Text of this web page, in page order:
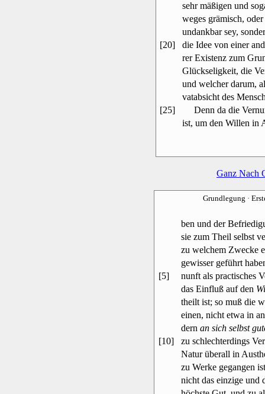
sehr mäßigen und
weges grämisch,
undankbar sey,
[20]
die Idee von einer
rer Existenz zum
Glückseligkeit, die
und welcher darum,
vatabsicht des
[25]
Denn da die
ist, um den Willen in
Ganz Nach
Grundlegung ·
ben und der
sie zum Theil selbst
zu welchem Zwecke
gewisser geführt
[5]
nunft als practisches
das Einfluß auf den
theilt ist; so muß die
einen, nicht etwa in
dern an sich selbst
[10]
zu schlechterdings
Natur überall in
zu Werke gegangen
nicht das einzige und